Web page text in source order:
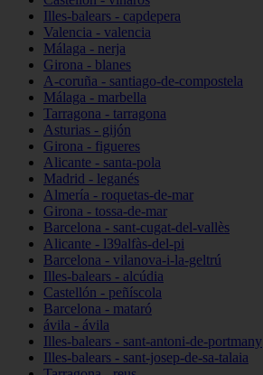
Illes-balears - capdepera
Valencia - valencia
Málaga - nerja
Girona - blanes
A-coruña - santiago-de-compostela
Málaga - marbella
Tarragona - tarragona
Asturias - gijón
Girona - figueres
Alicante - santa-pola
Madrid - leganés
Almería - roquetas-de-mar
Girona - tossa-de-mar
Barcelona - sant-cugat-del-vallès
Alicante - l39alfàs-del-pi
Barcelona - vilanova-i-la-geltrú
Illes-balears - alcúdia
Castellón - peñíscola
Barcelona - mataró
ávila - ávila
Illes-balears - sant-antoni-de-portmany
Illes-balears - sant-josep-de-sa-talaia